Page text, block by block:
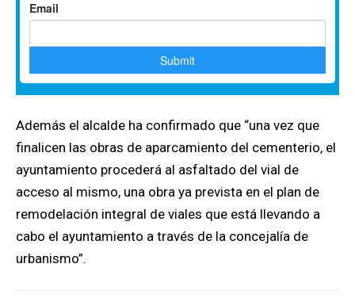
Además el alcalde ha confirmado que “una vez que
finalicen las obras de aparcamiento del cementerio, el
ayuntamiento procederá al asfaltado del vial de
acceso al mismo, una obra ya prevista en el plan de
remodelación integral de viales que está llevando a
cabo el ayuntamiento a través de la concejalía de
urbanismo”.